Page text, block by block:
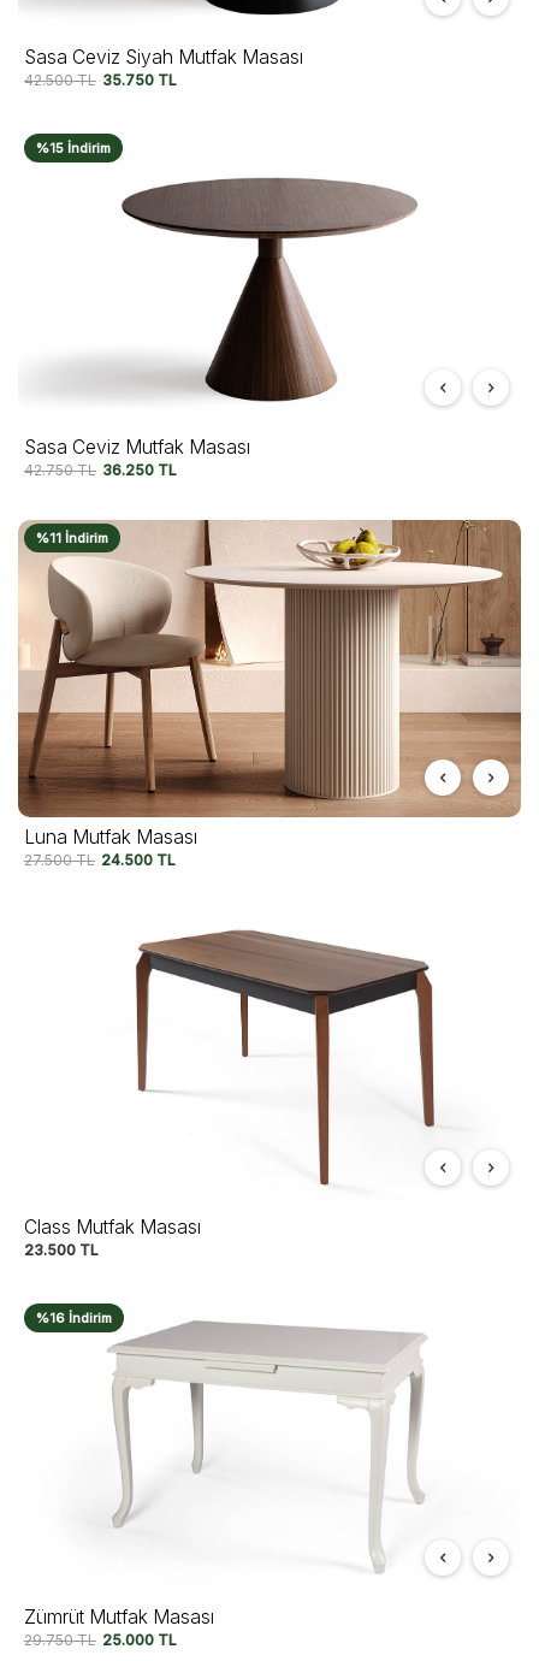
Sasa Ceviz Siyah Mutfak Masası
42.500TL 35.750 TL
%15 İndirim
Sasa Ceviz Mutfak Masası
42.750TL 36.250 TL
%11 İndirim
Luna Mutfak Masası
27.500TL 24.500 TL
Class Mutfak Masası
23.500 TL
%16 İndirim
Zümrüt Mutfak Masası
29.750TL 25.000 TL